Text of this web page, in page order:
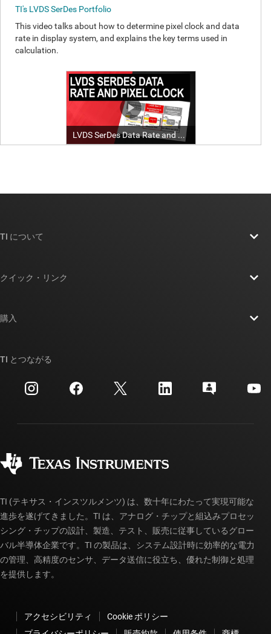
TI について
投資家向け情報
製造
クイック・リンク
クロスリファレンス検索
カスタマー・サポート・センター
myTI アカウントの FAQ
購入
ご注文に関する FAQ
TI とつながる
TI (テキサス・インスツルメンツ) は、数十年にわたって実現可能な
進歩を遂げてきました。TI は、アナログ・チップと組込みプロセッ
シング・チップの設計、製造、テスト、販売に従事しているグロー
バル半導体企業です。TI の製品は、システム設計時に効率的な電力
の管理、高精度のセンサ、データ送信に役立ち、優れた制御と処理
を提供します。
アクセシビリティ
Cookie ポリシー